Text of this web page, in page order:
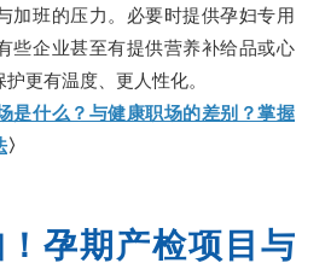
加班的压力。必要时提供孕妇专用
些企业甚至有提供营养补给品或心
更有温度、更人性化。
是什么？与健康职场的差别？掌握
〉
孕期产检项目与